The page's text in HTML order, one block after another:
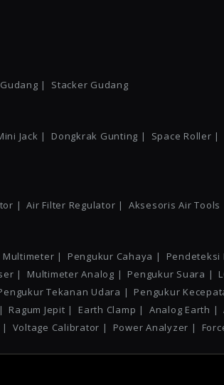
| Stacker Gudang
Jack | Dongkrak Gunting | Space Roller |
| Air Filter Regulator | Aksesoris Air Tools
Multimeter | Pengukur Cahaya | Pendeteksi
| Multimeter Analog | Pengukur Suara |
Tekanan Udara | Pengukur
Ragum Jepit | Earth Clamp | Analog Earth |
| Voltage Calibrator | Power Analyzer |